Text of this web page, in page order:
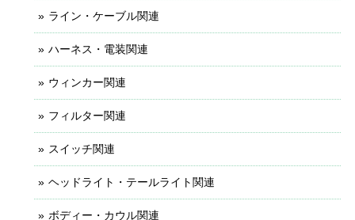
ライン・ケーブル関連
ハーネス・電装関連
ウィンカー関連
フィルター関連
スイッチ関連
ヘッドライト・テールライト関連
ボディー・カウル関連